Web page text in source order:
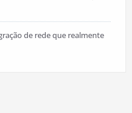
de rede que realmente